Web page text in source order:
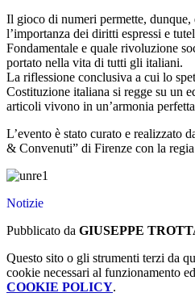
Il gioco di numeri permette,
l’importanza dei diritti espressi e
Fondamentale e quale rivoluzione
portato nella vita di tutti gli italiani.
La riflessione conclusiva a cui lo
Costituzione italiana si regge su un
articoli vivono in un’armonia
L’evento è stato curato e realizzato
& Convenuti” di Firenze con la
Notizie
Pubblicato da GIUSEPPE
Questo sito o gli strumenti terzi da
cookie necessari al funzionamento
COOKIE POLICY.